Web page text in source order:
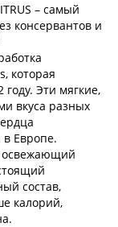
– самый
консервантов и
которая
Эти мягкие,
вкуса разных
в Европе.
освежающий
состав,
калорий,